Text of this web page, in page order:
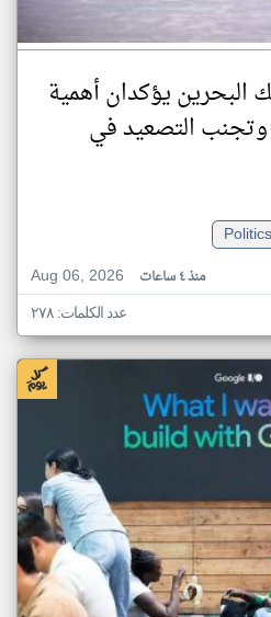
البحرين يؤكدان أهمية
التصعيد في
Politics
Aug 06, 2026
منذ ٤ ساعات
عدد الكلمات: ٢٧٨